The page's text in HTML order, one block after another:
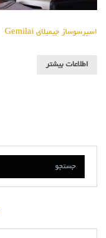
اسپرسوساز جیمیلای Gemilai
اطلاعات بیشتر